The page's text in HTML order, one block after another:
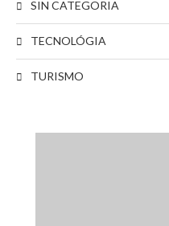
SIN CATEGORIA
TECNOLÓGIA
TURISMO